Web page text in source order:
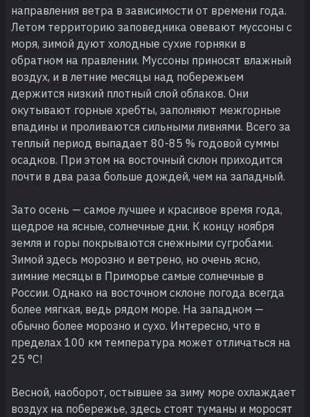
направления ветра в зависимости от времени года.
Летом территорию заповедника овевают муссоны с
моря, зимой дуют холодные сухие горняки в
обратном на правлении. Муссоны приносят влажный
воздух, и в летние месяцы над побережьем
держится низкий плотный слой облаков. Они
окутывают горные хребты, заполняют межгорные
впадины и проливаются сильными ливнями. Всего за
теплый период выпадает 80-85 % годовой суммы
осадков. При этом на восточный склон приходится
почти в два раза больше дождей, чем на западный.
Зато осень — самое лучшее и красивое время года,
щедрое на ясные, солнечные дни. К концу ноября
земля и горы покрываются снежными сугробами.
Зимой здесь морозно и ветрено, но очень ясно,
зимние месяцы в Приморье самые солнечные в
России. Однако на восточном склоне погода всегда
более мягкая, ведь рядом море. На западном —
обычно более морозно и сухо. Интересно, что в
пределах 100 км температура может отличаться на
25 °С!
Весной, наоборот, остывшее за зиму море охлаждает
воздух на побережье, здесь стоят туманы и моросят